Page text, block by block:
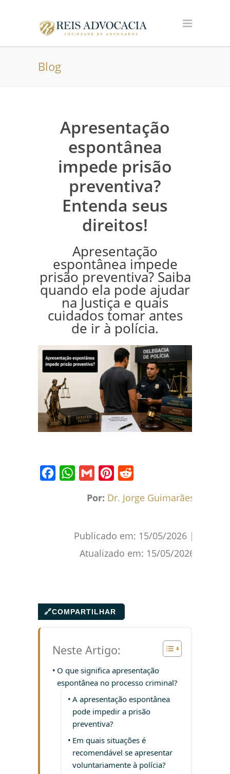
Blog
Apresentação
espontânea
impede prisão
preventiva?
Entenda seus
direitos!
Apresentação
espontânea impede
prisão preventiva? Saiba
quando ela pode ajudar
na Justiça e quais
cuidados tomar antes
de ir à polícia.
Por: Dr. Jorge Guimarães
Publicado em: 15/05/2026 |
Atualizado em: 15/05/2026
🔗COMPARTILHAR
Neste Artigo:
O que significa apresentação
espontânea no processo criminal?
A apresentação espontânea
pode impedir a prisão
preventiva?
Em quais situações é
recomendável se apresentar
voluntariamente à polícia?